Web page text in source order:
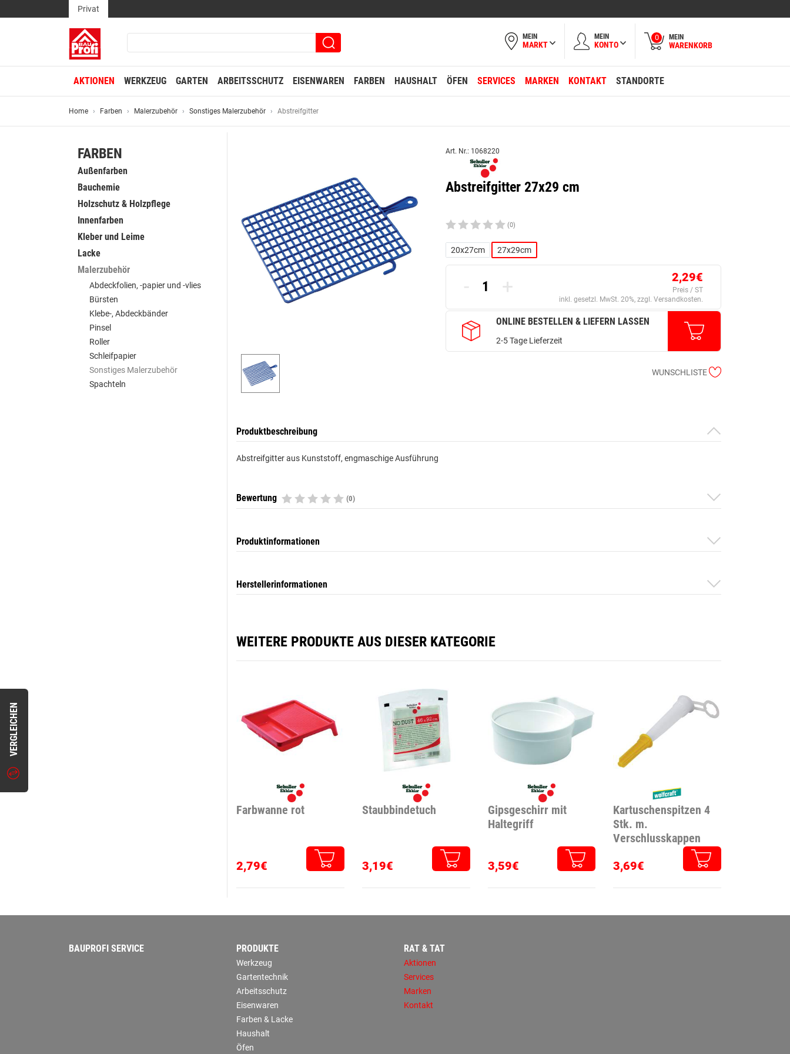
VERGLEICHEN
Privat
MEIN
MARKT
MEIN
KONTO
0 MEIN
WARENKORB
AKTIONEN WERKZEUG GARTEN ARBEITSSCHUTZ EISENWAREN FARBEN HAUSHALT ÖFEN SERVICES MARKEN KONTAKT STANDORTE
Home Farben Malerzubehör Sonstiges Malerzubehör Abstreifgitter
FARBEN
Außenfarben
Bauchemie
Holzschutz & Holzpflege
Innenfarben
Kleber und Leime
Lacke
Malerzubehör
Abdeckfolien, -papier und -vlies
Bürsten
Klebe-, Abdeckbänder
Pinsel
Roller
Schleifpapier
Sonstiges Malerzubehör
Spachteln
Art. Nr.: 1068220
Abstreifgitter 27x29 cm
(0)
20x27cm 27x29cm
- + 2,29€
Preis / ST
inkl. gesetzl. MwSt. 20%, zzgl. Versandkosten.
ONLINE BESTELLEN & LIEFERN LASSEN
2-5 Tage Lieferzeit
WUNSCHLISTE
Produktbeschreibung
Abstreifgitter aus Kunststoff, engmaschige Ausführung
Bewertung (0)
Produktinformationen
Herstellerinformationen
WEITERE PRODUKTE AUS DIESER KATEGORIE
Farbwanne rot
2,79€
Staubbindetuch
3,19€
Gipsgeschirr mit
Haltegriff
3,59€
Kartuschenspitzen 4
Stk. m.
Verschlusskappen
3,69€
BAUPROFI SERVICE PRODUKTE
Werkzeug
Gartentechnik
Arbeitsschutz
Eisenwaren
Farben & Lacke
Haushalt
Öfen
RAT & TAT
Aktionen
Services
Marken
Kontakt